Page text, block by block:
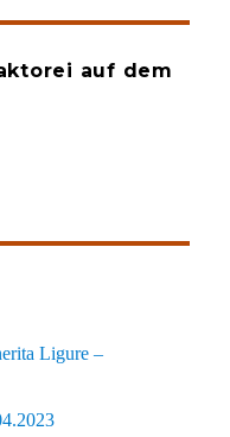
auf dem
Ligure –